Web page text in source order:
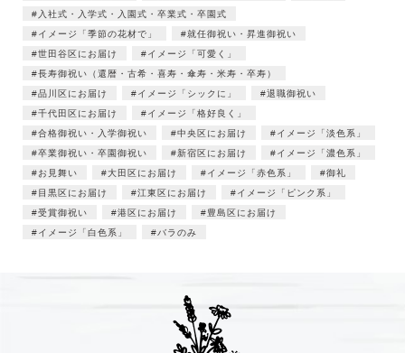
入社式・入学式・入園式・卒業式・卒園式
イメージ「季節の花材で」
就任御祝い・昇進御祝い
世田谷区にお届け
イメージ「可愛く」
長寿御祝い（還暦・古希・喜寿・傘寿・米寿・卒寿）
品川区にお届け
イメージ「シックに」
退職御祝い
千代田区にお届け
イメージ「格好良く」
合格御祝い・入学御祝い
中央区にお届け
イメージ「淡色系」
卒業御祝い・卒園御祝い
新宿区にお届け
イメージ「濃色系」
お見舞い
大田区にお届け イメージ「赤色系」
御礼
目黒区にお届け
江東区にお届け
イメージ「ピンク系」
受賞御祝い
港区にお届け
豊島区にお届け
イメージ「白色系」
バラのみ